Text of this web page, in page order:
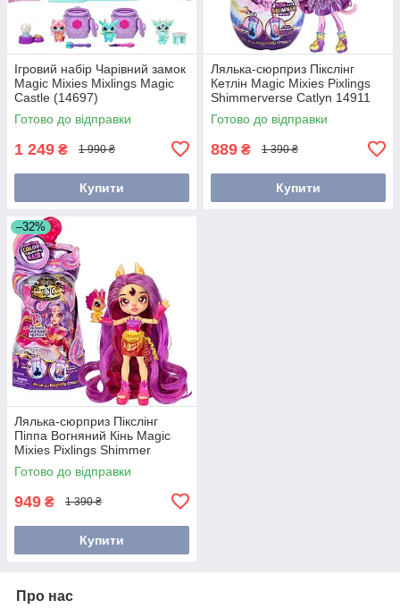
Ігровий набір Чарівний замок
Magic Mixies Mixlings Magic
Castle (14697)
Готово до відправки
1 249 ₴ 1 990 ₴
Купити
Лялька-сюрприз Пікслінг
Кетлін Magic Mixies Pixlings
Shimmerverse Catlyn 14911
Готово до відправки
889 ₴ 1 390 ₴
Купити
–32%
Лялька-сюрприз Пікслінг
Піппа Вогняний Кінь Magic
Mixies Pixlings Shimmer
Reveal Pippa The Firehorse
(15700)
Готово до відправки
949 ₴ 1 390 ₴
Купити
Про нас